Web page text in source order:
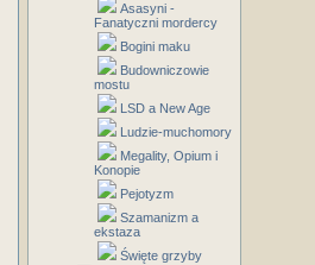
Asasyni -
Fanatyczni mordercy
Bogini maku
Budowniczowie
mostu
LSD a New Age
Ludzie-muchomory
Megality, Opium i
Konopie
Pejotyzm
Szamanizm a
ekstaza
Święte grzyby